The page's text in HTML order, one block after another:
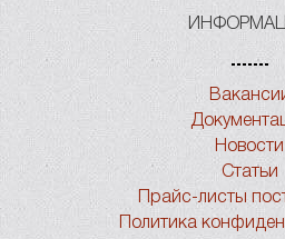
Новости
Статьи
Прайс-листы
Политика